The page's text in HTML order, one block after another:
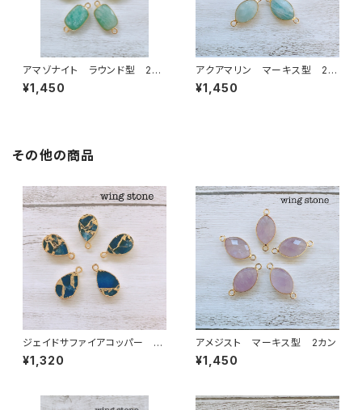
アマゾナイト ラウンド型 2カ
ン
¥1,450
アクアマリン マーキス型 2カ
ン
¥1,450
その他の商品
ジェイドサファイアコッパー ド
ロップ型 1カン
¥1,320
アメジスト マーキス型 2カン
¥1,450